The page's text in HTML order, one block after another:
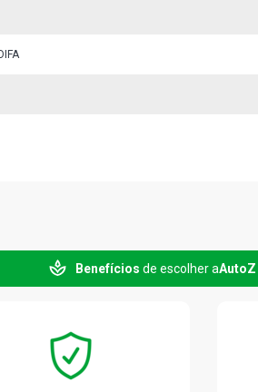
Benefícios de escolher aAutoZ